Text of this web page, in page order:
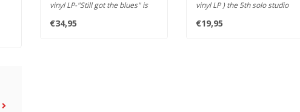
vinyl LP-"Still got the blues" is
€34,95
vinyl LP ) the 5th solo studio
€19,95